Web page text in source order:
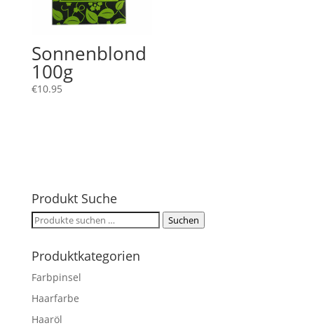
Sonnenblond
100g
€10.95
Produkt Suche
Suchen
Suchen
Produktkategorien
Farbpinsel
Haarfarbe
Haaröl